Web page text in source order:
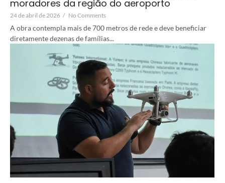
moradores da região do aeroporto
24 de abril de 2026 / No Comments
A obra contempla mais de 700 metros de rede e deve beneficiar
diretamente dezenas de famílias...